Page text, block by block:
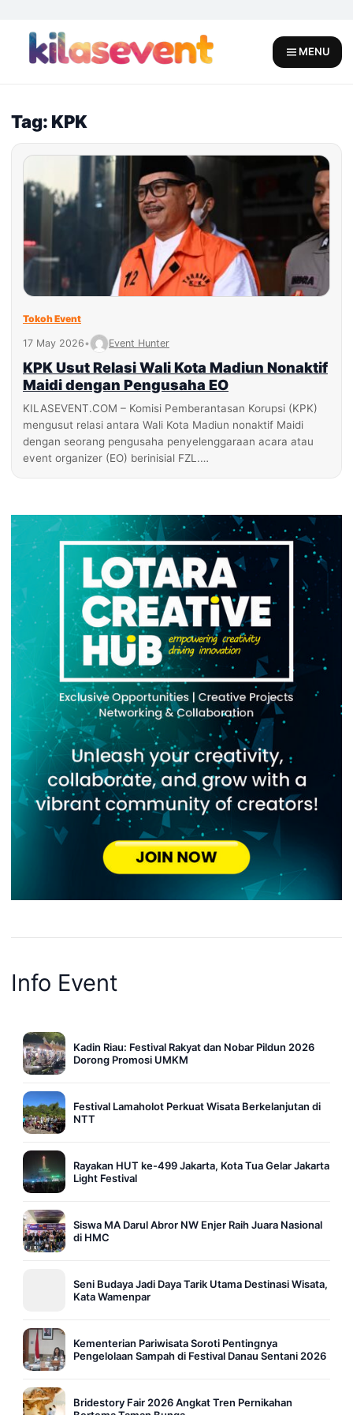
content
MENU
Tag: KPK
Tokoh Event
17 May 2026• Event Hunter
KPK Usut Relasi Wali Kota Madiun Nonaktif
Maidi dengan Pengusaha EO
KILASEVENT.COM – Komisi Pemberantasan Korupsi (KPK)
mengusut relasi antara Wali Kota Madiun nonaktif Maidi
dengan seorang pengusaha penyelenggaraan acara atau
event organizer (EO) berinisial FZL.…
Info Event
Kadin Riau: Festival Rakyat dan Nobar Pildun 2026
Dorong Promosi UMKM
Festival Lamaholot Perkuat Wisata Berkelanjutan di
NTT
Rayakan HUT ke-499 Jakarta, Kota Tua Gelar Jakarta
Light Festival
Siswa MA Darul Abror NW Enjer Raih Juara Nasional
di HMC
Seni Budaya Jadi Daya Tarik Utama Destinasi Wisata,
Kata Wamenpar
Kementerian Pariwisata Soroti Pentingnya
Pengelolaan Sampah di Festival Danau Sentani 2026
Bridestory Fair 2026 Angkat Tren Pernikahan